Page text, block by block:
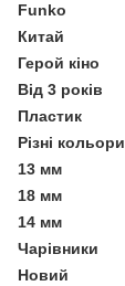
Funko
Китай
Герой кіно
Від 3 років
Пластик
Різні кольори
13 мм
18 мм
14 мм
Чарівники
Новий